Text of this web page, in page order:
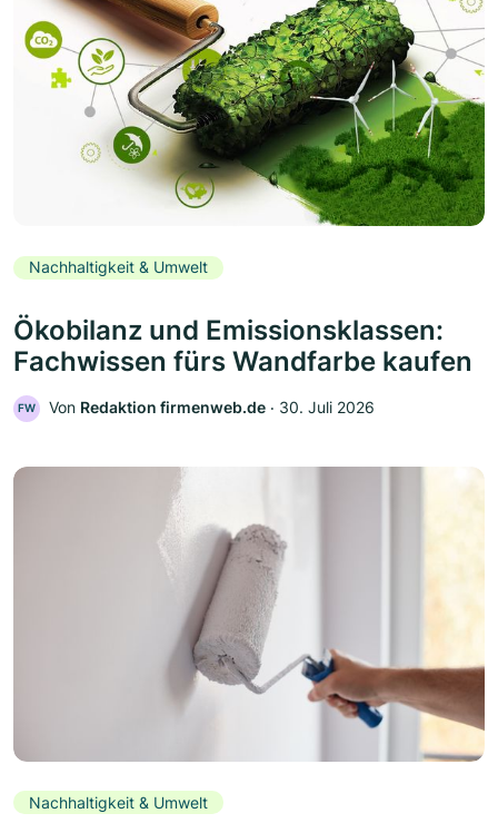
Nachhaltigkeit & Umwelt
Ökobilanz und Emissionsklassen:
Fachwissen fürs Wandfarbe kaufen
FW Von Redaktion firmenweb.de ‧ 30. Juli 2026
Nachhaltigkeit & Umwelt